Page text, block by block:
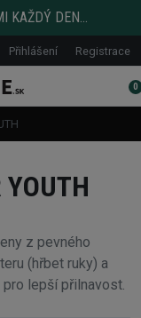
KAŽDÝ DEN...
Přihlášení Registrace
0
YOUTH
z pevného
(hřbet ruky) a
lepší přilnavost.